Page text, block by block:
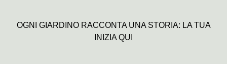
OGNI GIARDINO RACCONTA UNA STORIA: LA TUA
INIZIA QUI